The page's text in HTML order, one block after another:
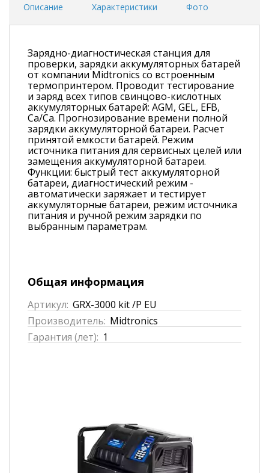
Описание Характеристики Фото
Зарядно-диагностическая станция для
проверки, зарядки аккумуляторных батарей
от компании Midtronics со встроенным
термопринтером. Проводит тестирование
и заряд всех типов свинцово-кислотных
аккумуляторных батарей: AGM, GEL, EFB,
Ca/Ca. Прогнозирование времени полной
зарядки аккумуляторной батареи. Расчет
принятой емкости батарей. Режим
источника питания для сервисных целей или
замещения аккумуляторной батареи.
Функции: быстрый тест аккумуляторной
батареи, диагностический режим -
автоматически заряжает и тестирует
аккумуляторные батареи, режим источника
питания и ручной режим зарядки по
выбранным параметрам.
Общая информация
Артикул: GRX-3000 kit /P EU
Производитель: Midtronics
Гарантия (лет): 1